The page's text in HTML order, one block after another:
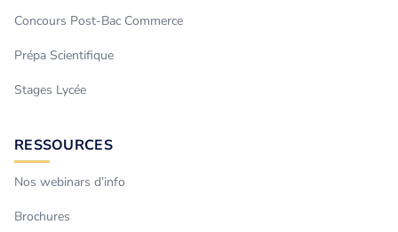
Concours Post-Bac Commerce
Prépa Scientifique
Stages Lycée
RESSOURCES
Nos webinars d’info
Brochures